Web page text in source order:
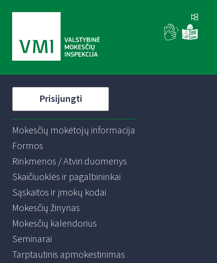
Prisijungti
Mokesčių mokėtojų informacija
Formos
Rinkmenos / Atviri duomenys
Skaičiuoklės ir pagalbininkai
Sąskaitos ir įmokų kodai
Mokesčių žinynas
Mokesčių kalendorius
Seminarai
Tarptautinis apmokestinimas